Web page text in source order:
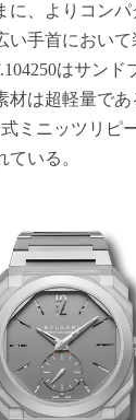
に、よりコン
い手首におい
はサンド
材は超軽量で
ミニッツリピ
いる。